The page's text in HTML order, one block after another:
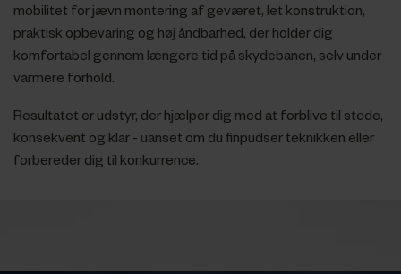
mobilitet for jævn montering af geværet, let konstruktion,
praktisk opbevaring og høj åndbarhed, der holder dig
komfortabel gennem længere tid på skydebanen, selv under
varmere forhold.
Resultatet er udstyr, der hjælper dig med at forblive til stede,
konsekvent og klar - uanset om du finpudser teknikken eller
forbereder dig til konkurrence.